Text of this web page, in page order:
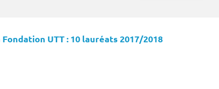
UTT : 10 lauréats 2017/2018